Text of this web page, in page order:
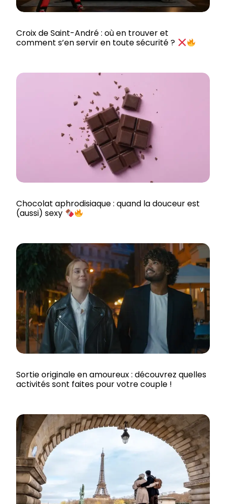
Croix de Saint-André : où en trouver et
comment s’en servir en toute sécurité ?
Chocolat aphrodisiaque : quand la douceur est
(aussi) sexy
Sortie originale en amoureux : découvrez quelles
activités sont faites pour votre couple !